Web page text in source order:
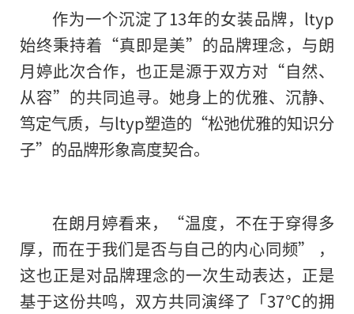
作为一个沉淀了13年的女装品牌，ltyp
始终秉持着“真即是美”的品牌理念，与朗
月婷此次合作，也正是源于双方对“自然、
从容”的共同追寻。她身上的优雅、沉静、
笃定气质，与ltyp塑造的“松弛优雅的知识分
子”的品牌形象高度契合。
在朗月婷看来，“温度，不在于穿得多
厚，而在于我们是否与自己的内心同频” ，
这也正是对品牌理念的一次生动表达，正是
基于这份共鸣，双方共同演绎了「37℃的拥